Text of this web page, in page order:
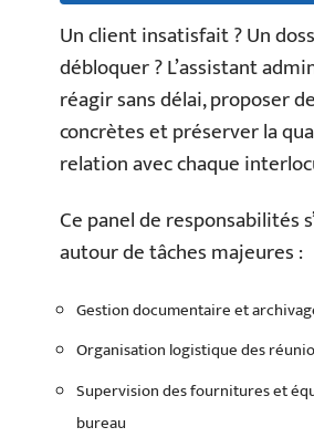
Un client insatisfait ? Un
débloquer ? L’assistant
réagir sans délai, proposer
concrètes et préserver la
relation avec chaque
Ce panel de responsabilités
autour de tâches majeures :
Gestion documentaire et
Organisation logistique des
Supervision des fournitures et
bureau